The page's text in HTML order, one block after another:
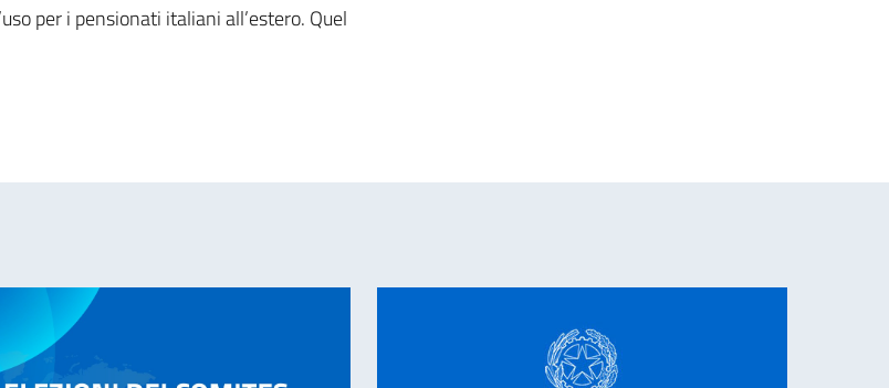
per i pensionati italiani all’estero. Quel